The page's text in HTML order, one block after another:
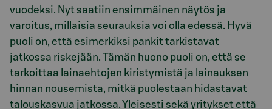
vuodeksi. Nyt saatiin ensimmäinen näytös ja
varoitus, millaisia seurauksia voi olla edessä. Hyvä
puoli on, että esimerkiksi pankit tarkistavat
jatkossa riskejään. Tämän huono puoli on, että se
tarkoittaa lainaehtojen kiristymistä ja lainauksen
hinnan nousemista, mitkä puolestaan hidastavat
talouskasvua jatkossa. Yleisesti sekä yritykset että